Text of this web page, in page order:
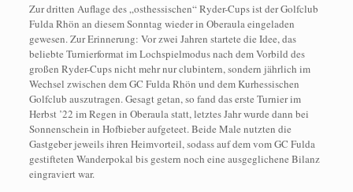
Zur dritten Auflage des „osthessischen“ Ryder-Cups ist der Golfclub
Fulda Rhön an diesem Sonntag wieder in Oberaula eingeladen
gewesen. Zur Erinnerung: Vor zwei Jahren startete die Idee, das
beliebte Turnierformat im Lochspielmodus nach dem Vorbild des
großen Ryder-Cups nicht mehr nur clubintern, sondern jährlich im
Wechsel zwischen dem GC Fulda Rhön und dem Kurhessischen
Golfclub auszutragen. Gesagt getan, so fand das erste Turnier im
Herbst ’22 im Regen in Oberaula statt, letztes Jahr wurde dann bei
Sonnenschein in Hofbieber aufgeteet. Beide Male nutzten die
Gastgeber jeweils ihren Heimvorteil, sodass auf dem vom GC Fulda
gestifteten Wanderpokal bis gestern noch eine ausgeglichene Bilanz
eingraviert war.